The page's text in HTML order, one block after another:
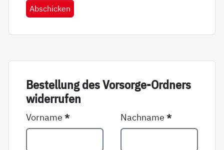
Abschicken
Be­stel­lung des Vor­sor­ge-Ord­ners
wi­der­ru­fen
Vorname* Nachname*